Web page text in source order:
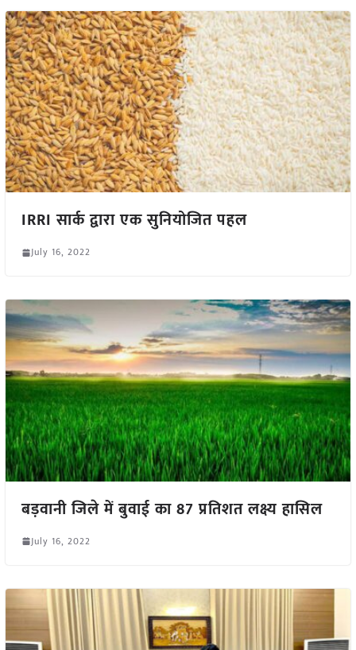
IRRI सार्क द्वारा एक सुनियोजित पहल
July 16, 2022
बड़वानी जिले में बुवाई का 87 प्रतिशत लक्ष्य हासिल
July 16, 2022